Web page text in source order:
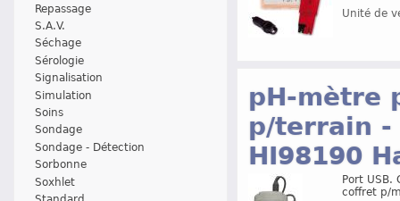
Repassage
S.A.V.
Séchage
Sérologie
Signalisation
Simulation
Soins
Sondage
Sondage - Détection
Sorbonne
Soxhlet
Unité de
pH-mètre
p/terrain -
HI98190
Port USB.
coffret p/